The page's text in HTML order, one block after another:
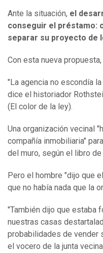
Ante la situación, el
conseguir el préstamo:
separar su proyecto de
Con esta nueva
"La agencia no escondía
dice el historiador
(El color de la ley).
Una organización vecinal
compañía inmobiliaria"
del muro, según el libro de
Pero el hombre "dijo que
que no había nada que la
"También dijo que estaba
nuestras casas
probabilidades de vender
el vocero de la junta